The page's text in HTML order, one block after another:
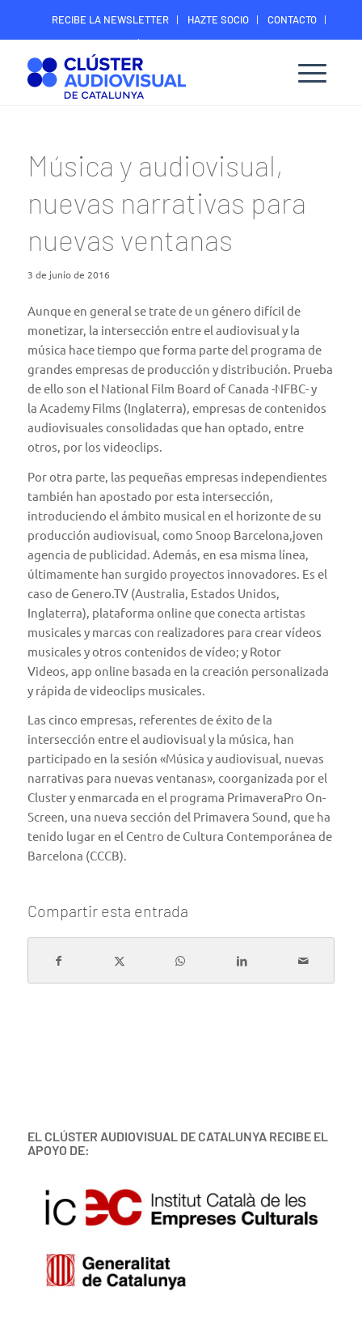
RECIBE LA NEWSLETTER HAZTE SOCIO
CONTACTO
ÁREA DIGITAL SOCIOS
Música y audiovisual,
nuevas narrativas para
nuevas ventanas
3 de junio de 2016
Aunque en general se trate de un género difícil de
monetizar, la intersección entre el audiovisual y la
música hace tiempo que forma parte del programa de
grandes empresas de producción y distribución. Prueba
de ello son el National Film Board of Canada -NFBC- y
la Academy Films (Inglaterra), empresas de contenidos
audiovisuales consolidadas que han optado, entre
otros, por los videoclips.
Por otra parte, las pequeñas empresas independientes
también han apostado por esta intersección,
introduciendo el ámbito musical en el horizonte de su
producción audiovisual, como Snoop Barcelona ,joven
agencia de publicidad. Además, en esa misma línea,
últimamente han surgido proyectos innovadores. Es el
caso deGenero.TV(Australia, Estados Unidos,
Inglaterra), plataforma online que conecta artistas
musicales y marcas con realizadores para crear vídeos
musicales y otros contenidos de vídeo; y Rotor
Videos , app online basada en la creación personalizada
y rápida de videoclips musicales.
Las cinco empresas, referentes de éxito de la
intersección entre el audiovisual y la música, han
participado en la sesión «Música y audiovisual, nuevas
narrativas para nuevas ventanas», coorganizada por el
Cluster y enmarcada en el programa PrimaveraPro On-
Screen, una nueva sección del Primavera Sound, que ha
tenido lugar en el Centro de Cultura Contemporánea de
Barcelona (CCCB).
Compartir esta entrada
EL CLÚSTER AUDIOVISUAL DE CATALUNYA RECIBE EL
APOYO DE: